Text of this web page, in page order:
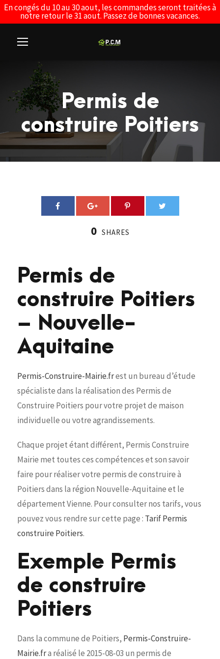
En congés du 10 au 30 aout, les commandes seront traitées à
notre retour le 31 aout. Passez de bonnes vacances.
Permis de
construire Poitiers
0 SHARES
Permis de
construire Poitiers
– Nouvelle-
Aquitaine
Permis-Construire-Mairie.frest un bureau d’étude
spécialiste dans la réalisation des Permis de
Construire Poitiers pour votre projet de maison
individuelle ou votre agrandissements.
Chaque projet étant différent, Permis Construire
Mairie met toutes ces compétences et son savoir
faire pour réaliser votre permis de construire à
Poitiers dans la région Nouvelle-Aquitaine et le
département Vienne. Pour consulter nos tarifs, vous
pouvez vous rendre sur cette page : Tarif Permis
construire Poitiers.
Exemple Permis
de construire
Poitiers
Dans la commune de Poitiers, Permis-Construire-
Mairie.fra réalisé le 2015-08-03 un permis de